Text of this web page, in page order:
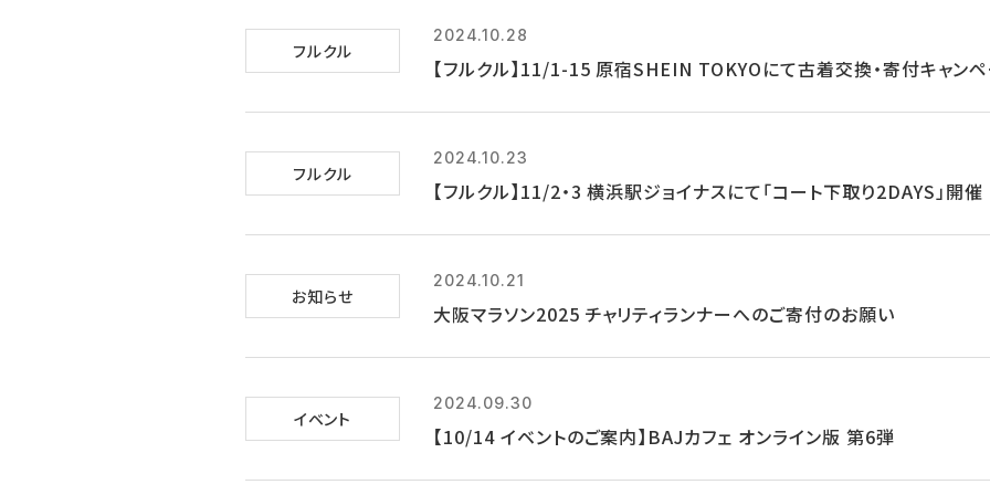
フルクル
2024.10.28
【フルクル】11/1-15 原宿SHEIN TOKYOにて古着交換・寄付キャン
フルクル
2024.10.23
【フルクル】11/2・3 横浜駅ジョイナスにて「コート下取り2DAYS」開催
お知らせ
2024.10.21
大阪マラソン2025 チャリティランナーへのご寄付のお願い
イベント
2024.09.30
【10/14 イベントのご案内】BAJカフェ オンライン版 第6弾